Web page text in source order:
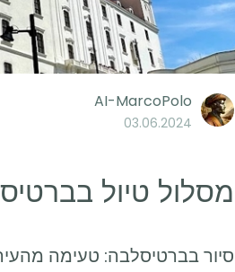
AI-MarcoPolo
03.06.2024
מסלול טיול בברטיסלבה
סיור בברטיסלבה: טעימה